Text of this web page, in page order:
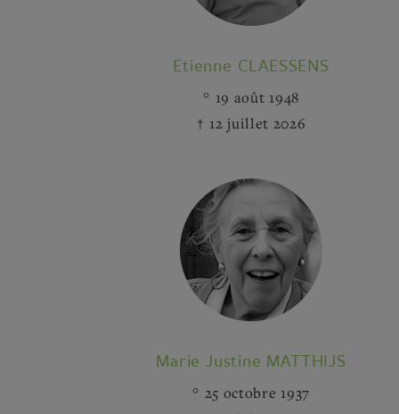
Etienne CLAESSENS
19 août 1948
12 juillet 2026
Marie Justine MATTHIJS
25 octobre 1937